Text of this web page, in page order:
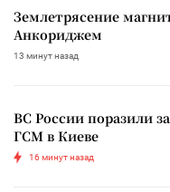
Землетрясение
Анкориджем
13 минут назад
ВС России поразили
ГСМ в Киеве
16 минут назад